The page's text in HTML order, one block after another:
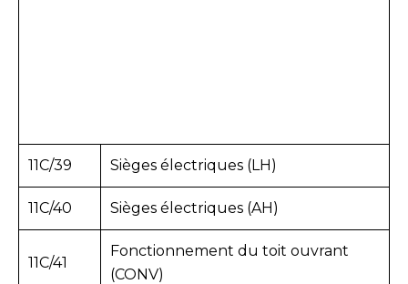
11C/39 Sièges électriques (LH)
11C/40 Sièges électriques (AH)
11C/41
Fonctionnement du toit ouvrant
(CONV)